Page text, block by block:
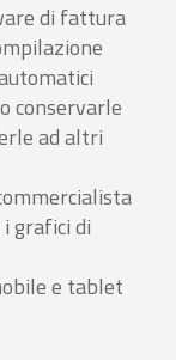
di fattura
conservarle
ad altri
grafici di
e tablet